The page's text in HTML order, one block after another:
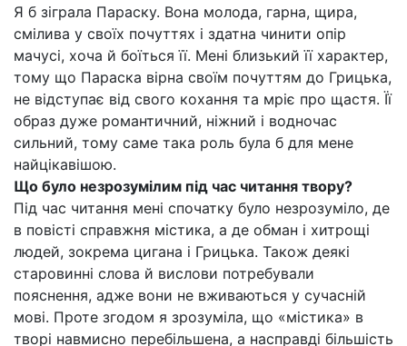
Я б зіграла Параску. Вона молода, гарна, щира,
смілива у своїх почуттях і здатна чинити опір
мачусі, хоча й боїться її. Мені близький її характер,
тому що Параска вірна своїм почуттям до Грицька,
не відступає від свого кохання та мріє про щастя. Її
образ дуже романтичний, ніжний і водночас
сильний, тому саме така роль була б для мене
найцікавішою.
Що було незрозумілим під час читання твору?
Під час читання мені спочатку було незрозуміло, де
в повісті справжня містика, а де обман і хитрощі
людей, зокрема цигана і Грицька. Також деякі
старовинні слова й вислови потребували
пояснення, адже вони не вживаються у сучасній
мові. Проте згодом я зрозуміла, що «містика» в
творі навмисно перебільшена, а насправді більшість